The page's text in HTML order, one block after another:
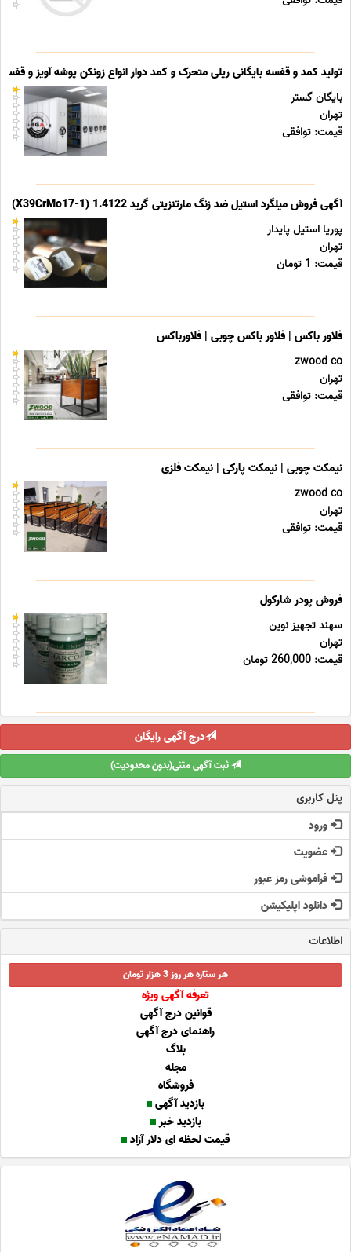
تولید کمد و قفسه بایگانی ریلی متحرک و کمد دوار انواع زونکن پوشه آویز و قفسه
بایگان گستر
تهران
قیمت: توافقی
آگهی فروش میلگرد استیل ضد زنگ مارتنزیتی گرید 1.4122 (X39CrMo17-1)
پوریا استیل پایدار
تهران
قیمت: 1 تومان
فلاور باکس | فلاور باکس چوبی | فلاورباکس
zwood co
تهران
قیمت: توافقی
نیمکت چوبی | نیمکت پارکی | نیمکت فلزی
zwood co
تهران
قیمت: توافقی
فروش پودر شارکول
سهند تجهیز نوین
تهران
قیمت: 260,000 تومان
درج آگهی رایگان
ثبت آگهی متنی(بدون محدودیت)
پنل کاربری
ورود
عضویت
فراموشی رمز عبور
دانلود اپلیکیشن
اطلاعات
هر ستاره هر روز 3 هزار تومان
تعرفه آگهی ویژه
قوانین درج آگهی
راهنمای درج آگهی
بلاگ
مجله
فروشگاه
بازدید آگهی
بازدید خبر
قیمت لحظه ای دلار آزاد